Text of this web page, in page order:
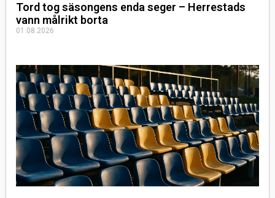
Tord tog säsongens enda seger – Herrestads
vann målrikt borta
01.08.2026